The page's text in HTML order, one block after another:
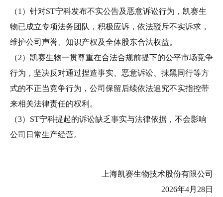
（1）针对ST宁科发布不实公告及恶意诉讼行为，凯赛生
物已成立专项法务团队，积极应诉，依法驳斥不实诉求，
维护公司声誉、知识产权及全体股东合法权益。
（2）凯赛生物一贯尊重在合法合规前提下的公平市场竞争
行为，坚决反对通过捏造事实、恶意诉讼、抹黑同行等方
式的不正当竞争行为，公司保留后续依法追究不实指控带
来相关法律责任的权利。
（3）ST宁科提起的诉讼缺乏事实与法律依据，不会影响
公司日常生产经营。
上海凯赛生物技术股份有限公司
2026年4月28日